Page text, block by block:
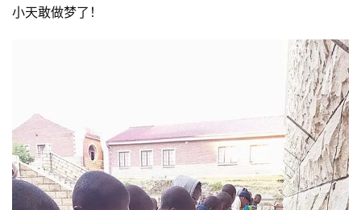
僧
谈
心
乐
小天敢做梦了！